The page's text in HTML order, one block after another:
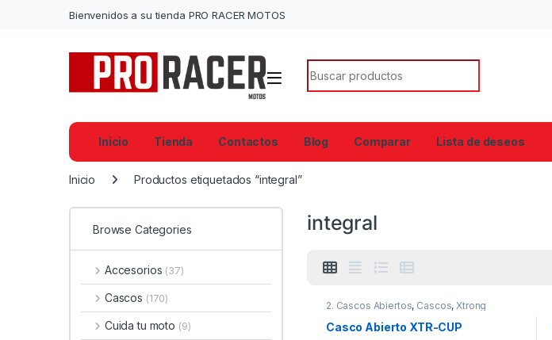
Bienvenidos a su tienda PRO RACER MOTOS
Search for:
Inicio Tienda Contactos Blog Comparar Lista de deseos
Inicio Productos etiquetados “integral”
integral
2. Cascos Abiertos, Cascos, Xtrong
Casco Abierto XTR-CUP
Browse Categories
Accesorios (37)
Cascos (170)
Cuida tu moto (9)